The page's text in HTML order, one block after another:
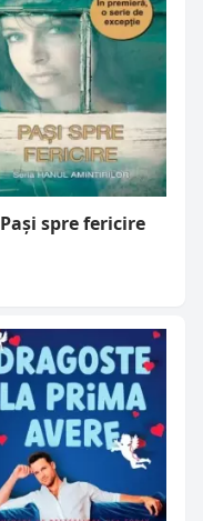
Pași spre fericire